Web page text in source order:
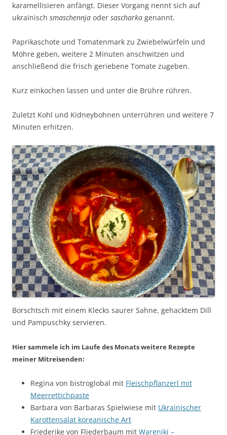
karamellisieren anfängt. Dieser Vorgang nennt sich auf
ukrainisch smaschennja oder sascharka genannt.
Paprikaschote und Tomatenmark zu Zwiebelwürfeln und
Möhre geben, weitere 2 Minuten anschwitzen und
anschließend die frisch geriebene Tomate zugeben.
Kurz einkochen lassen und unter die Brühre rühren.
Zuletzt Kohl und Kidneybohnen unterrühren und weitere 7
Minuten erhitzen.
Borschtsch mit einem Klecks saurer Sahne, gehacktem Dill
und Pampuschky servieren.
Hier sammele ich im Laufe des Monats weitere Rezepte
meiner Mitreisenden:
Regina von bistroglobal mit Fleischpflanzerl mit
Meerrettichpaste
Barbara von Barbaras Spielwiese mit Ukrainischer
Karottensalat koreanische Art
Friederike von Fliederbaum mit Wareniki –